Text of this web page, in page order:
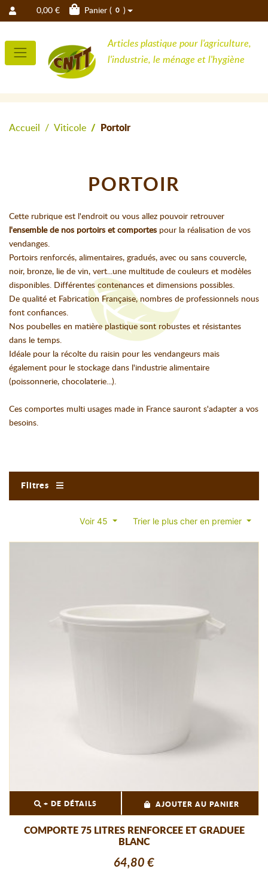
0,00 € Panier ( 0 )
Articles plastique pour l'agriculture,
l'industrie, le ménage et l'hygiène
Accueil Viticole Portoir
PORTOIR
Cette rubrique est l'endroit ou vous allez pouvoir retrouver
l'ensemble de nos portoirs et comportes pour la réalisation de vos
vendanges.
Portoirs renforcés, alimentaires, gradués, avec ou sans couvercle,
noir, bronze, lie de vin, vert...une multitude de couleurs et modèles
disponibles. Différentes contenances et dimensions possibles.
De qualité et Fabrication Française, nombres de professionnels nous
font confiances.
Nos poubelles en matière plastique sont robustes et résistantes
dans le temps.
Idéale pour la récolte du raisin pour les vendangeurs mais
également pour le stockage dans l'industrie alimentaire
(poissonnerie, chocolaterie...).
Ces comportes multi usages made in France sauront s'adapter a vos
besoins.
Filtres
Voir 45 Trier le plus cher en premier
+ DE DÉTAILS AJOUTER AU PANIER
COMPORTE 75 LITRES RENFORCEE ET GRADUEE
BLANC
64,80 €